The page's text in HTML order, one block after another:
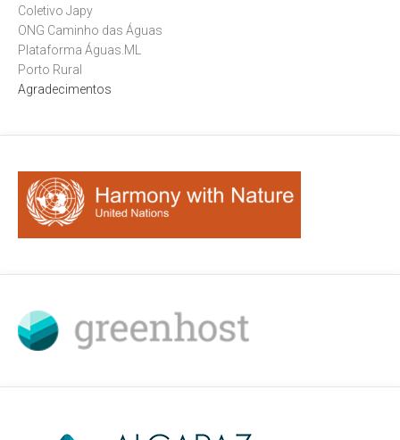
Coletivo Japy
ONG Caminho das Águas
Plataforma Águas.ML
Porto Rural
Agradecimentos